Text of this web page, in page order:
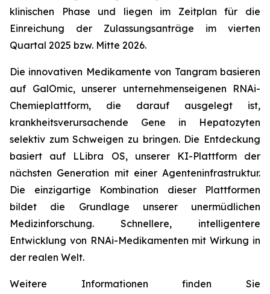
klinischen Phase und liegen im Zeitplan für die
Einreichung der Zulassungsanträge im vierten
Quartal 2025 bzw. Mitte 2026.
Die innovativen Medikamente von Tangram basieren
auf GalOmic, unserer unternehmenseigenen RNAi-
Chemieplattform, die darauf ausgelegt ist,
krankheitsverursachende Gene in Hepatozyten
selektiv zum Schweigen zu bringen. Die Entdeckung
basiert auf LLibra OS, unserer KI-Plattform der
nächsten Generation mit einer Agenteninfrastruktur.
Die einzigartige Kombination dieser Plattformen
bildet die Grundlage unserer unermüdlichen
Medizinforschung. Schnellere, intelligentere
Entwicklung von RNAi-Medikamenten mit Wirkung in
der realen Welt.
Weitere Informationen finden Sie